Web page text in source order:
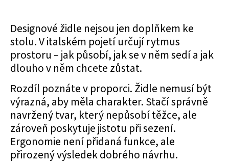
Designové židle nejsou jen doplňkem ke
stolu. V italském pojetí určují rytmus
prostoru – jak působí, jak se v něm sedí a jak
dlouho v něm chcete zůstat.
Rozdíl poznáte v proporci. Židle nemusí být
výrazná, aby měla charakter. Stačí správně
navržený tvar, který nepůsobí těžce, ale
zároveň poskytuje jistotu při sezení.
Ergonomie není přidaná funkce, ale
přirozený výsledek dobrého návrhu.